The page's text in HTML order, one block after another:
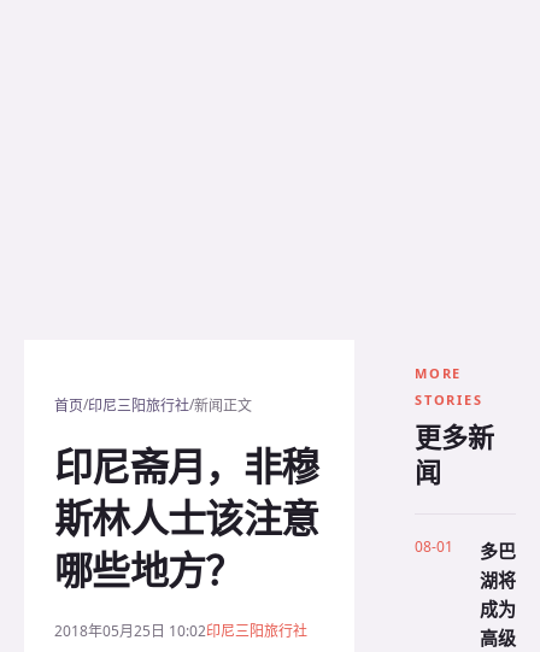
首页/印尼三阳旅行社/新闻正文
印尼斋月，非穆
斯林人士该注意
哪些地方？
2018年05月25日 10:02印尼三阳旅行社
MORE
STORIES
更多新
闻
08-01
多巴
湖将
成为
高级